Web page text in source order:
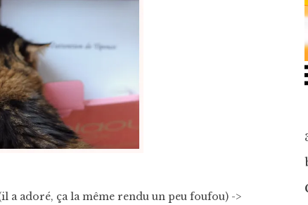
a adoré, ça la même rendu un peu foufou) ->